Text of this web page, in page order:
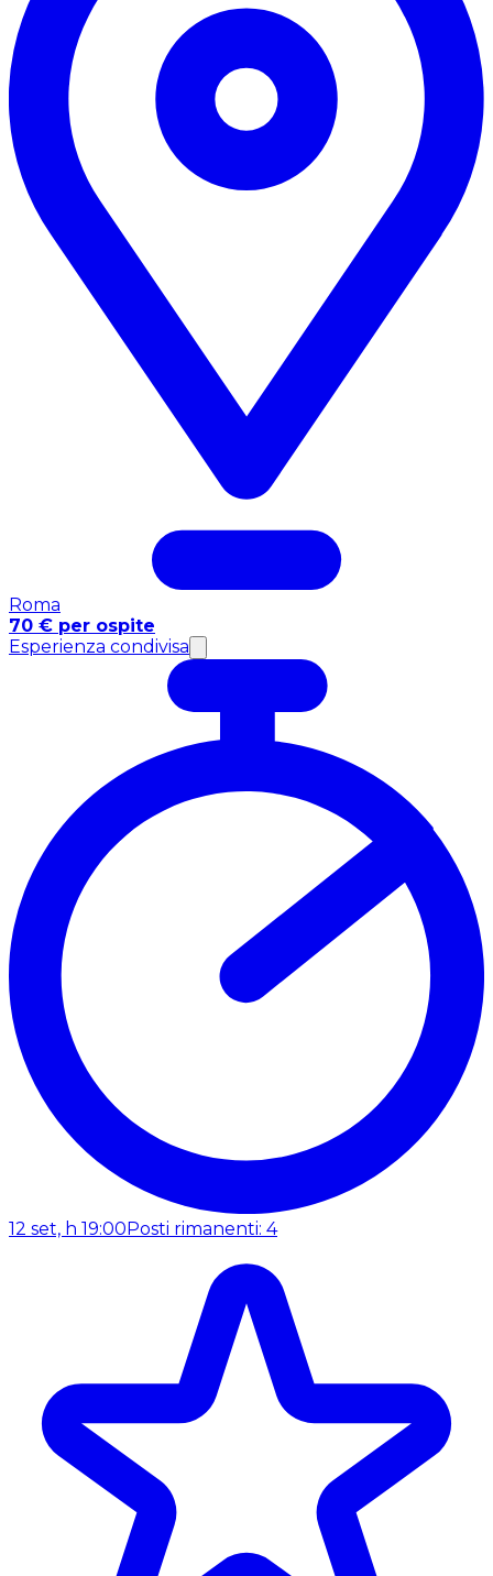
Roma
70 € per ospite
Esperienza condivisa
12 set, h 19:00 Posti rimanenti: 4